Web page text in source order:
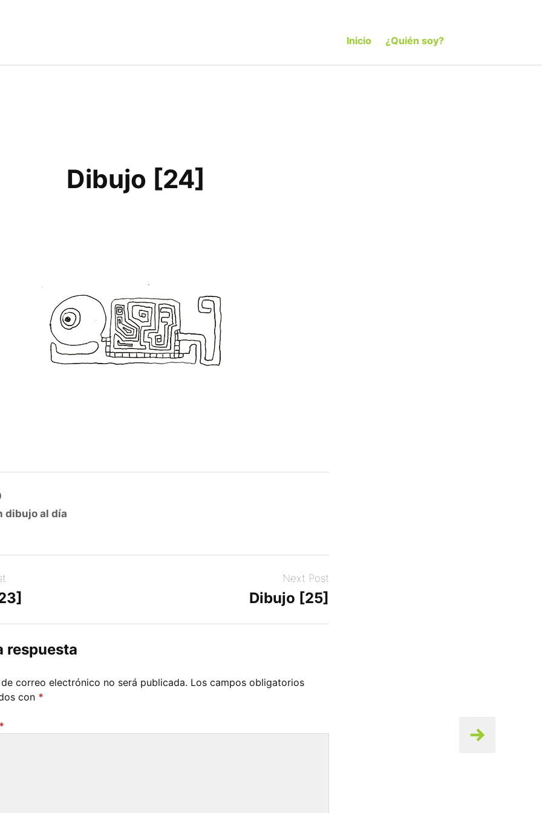
Inicio ¿Quién soy?
Dibujo [24]
dibujo al día
Next Post
Dibujo [25]
respuesta
correo electrónico no será publicada. Los campos obligatorios
con *
*